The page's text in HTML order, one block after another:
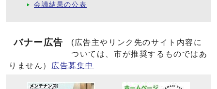
会議結果の公表
バナー広告
(広告主やリンク先のサイト内容に
ついては、市が推奨するものではあ
りません）
広告募集中